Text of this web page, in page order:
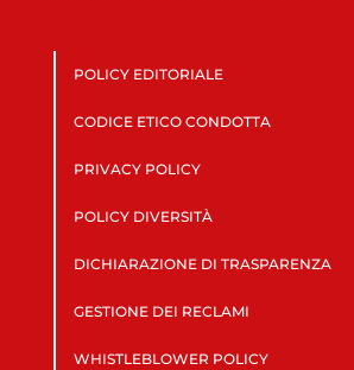
POLICY EDITORIALE
CODICE ETICO CONDOTTA
PRIVACY POLICY
POLICY DIVERSITÀ
DICHIARAZIONE DI TRASPARENZA
GESTIONE DEI RECLAMI
WHISTLEBLOWER POLICY